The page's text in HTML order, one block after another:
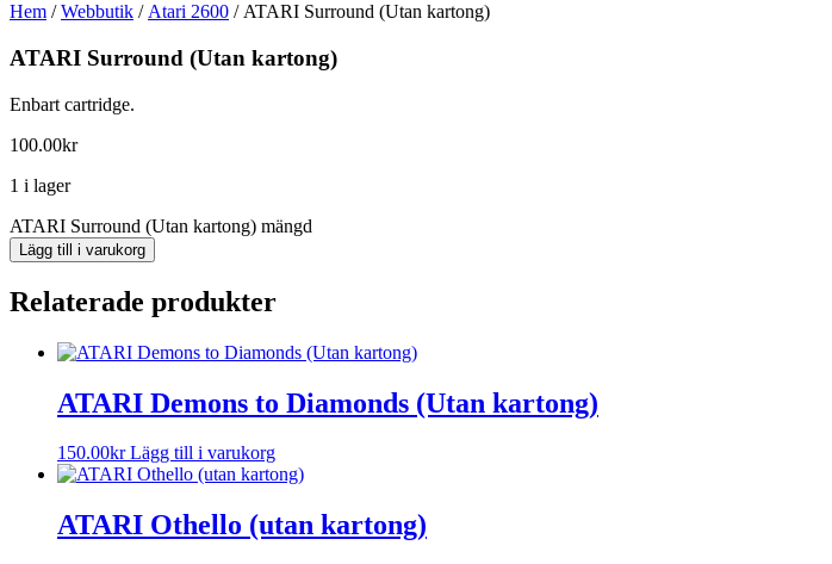
Hem /Webbutik / Atari 2600 / ATARI Surround (Utan kartong)
ATARI Surround (Utan kartong)
Enbart cartridge.
100.00kr
1 i lager
ATARI Surround (Utan kartong) mängd
Lägg till i varukorg
Relaterade produkter
ATARI Demons to Diamonds (Utan kartong)
150.00kr Lägg till i varukorg
ATARI Othello (utan kartong)